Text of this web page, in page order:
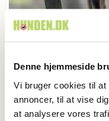
Denne hjemmeside
Vi bruger cookies til
annoncer, til at vise
at analysere vores
Britisk
forbud